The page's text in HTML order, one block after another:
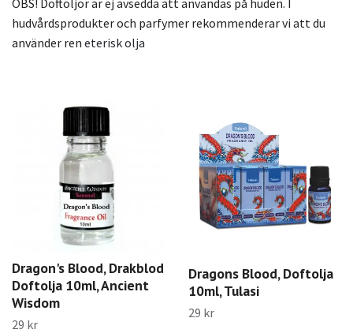
OBS! Doftoljor är ej avsedda att användas på huden. I
hudvårdsprodukter och parfymer rekommenderar vi att du
använder ren eterisk olja
Dragon's Blood, Drakblod
Doftolja 10ml, Ancient
Wisdom
29 kr
Dragons Blood, Doftolja
10ml, Tulasi
29 kr